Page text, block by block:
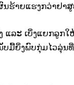
ຮ້າຍແຮງກວ່າຢາສູ
ລະ ເບິ່ງແຍກລູກໃ
ບມື້ຍິ່ງພົບກຸ່ມໄວລຸ່